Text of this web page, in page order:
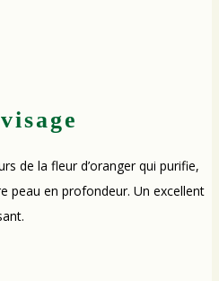
de la fleur d’oranger qui purifie,
peau en profondeur. Un excellent